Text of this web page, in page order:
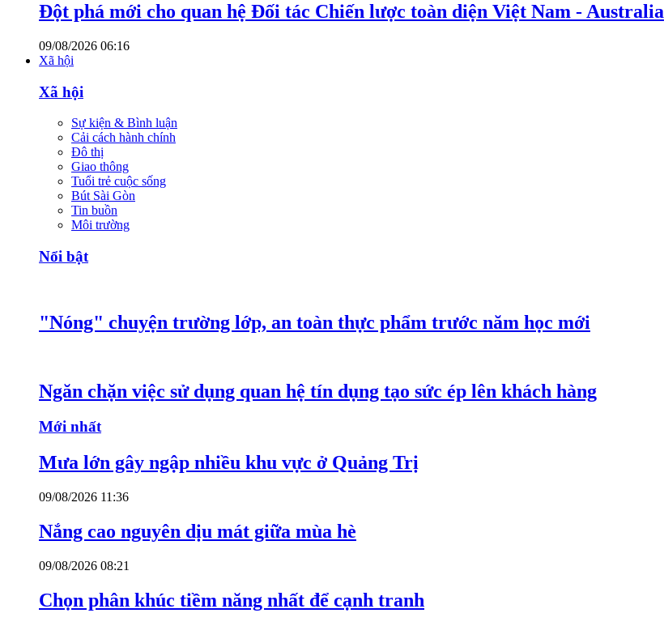
Đột phá mới cho quan hệ Đối tác Chiến lược toàn diện Việt Nam - Australia
09/08/2026 06:16
Xã hội
Xã hội
Sự kiện & Bình luận
Cải cách hành chính
Đô thị
Giao thông
Tuổi trẻ cuộc sống
Bút Sài Gòn
Tin buồn
Môi trường
Nổi bật
"Nóng" chuyện trường lớp, an toàn thực phẩm trước năm học mới
Ngăn chặn việc sử dụng quan hệ tín dụng tạo sức ép lên khách hàng
Mới nhất
Mưa lớn gây ngập nhiều khu vực ở Quảng Trị
09/08/2026 11:36
Nắng cao nguyên dịu mát giữa mùa hè
09/08/2026 08:21
Chọn phân khúc tiềm năng nhất để cạnh tranh